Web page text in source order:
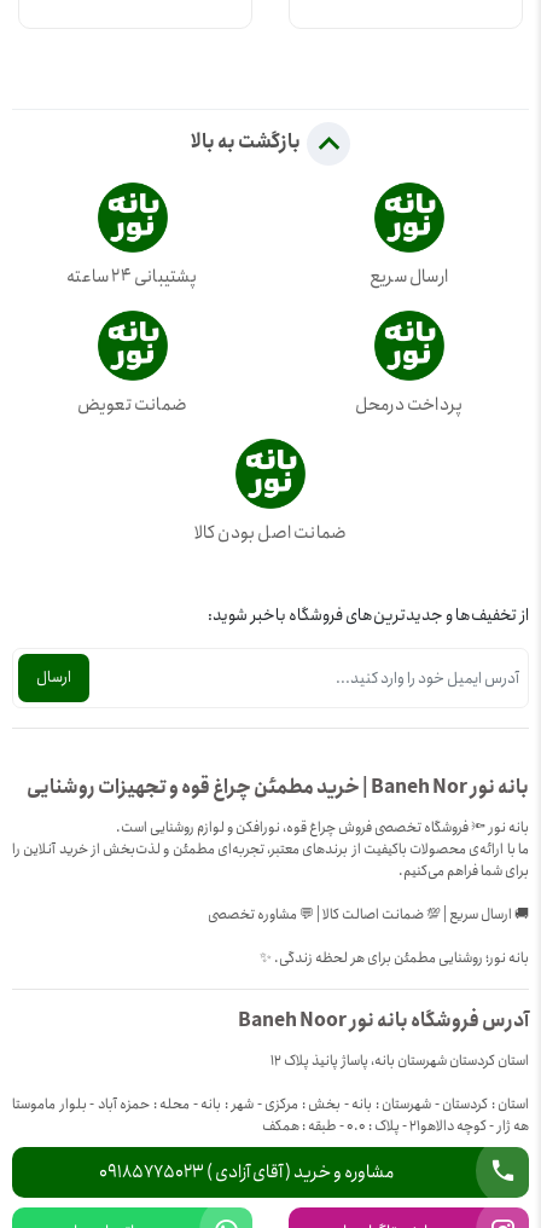
بازگشت به بالا
ارسال سریع پشتیبانی 24 ساعته
پرداخت درمحل ضمانت تعویض
ضمانت اصل بودن کالا
از تخفیف‌ها و جدیدترین‌های فروشگاه باخبر شوید:
بانه نور Baneh Nor | خرید مطمئن چراغ قوه و تجهیزات روشنایی
بانه نور 🔦 فروشگاه تخصصی فروش چراغ قوه، نورافکن و لوازم روشنایی است.
ما با ارائه‌ی محصولات باکیفیت از برندهای معتبر، تجربه‌ای مطمئن و لذت‌بخش از خرید آنلاین را
برای شما فراهم می‌کنیم.
🚚 ارسال سریع | 💯 ضمانت اصالت کالا | 💬 مشاوره تخصصی
بانه نور؛ روشنایی مطمئن برای هر لحظه زندگی. ✨
آدرس فروشگاه بانه نور Baneh Noor
استان کردستان شهرستان بانه، پاساژ پانیذ پلاک 12
استان : کردستان - شهرستان : بانه - بخش : مرکزی - شهر : بانه - محله : حمزه آباد - بلوار ماموستا
هه ژار - کوچه دالاهو21 - پلاک : 0.0 - طبقه : همکف
مشاوره و خرید ( آقای آزادی ) 09185775023